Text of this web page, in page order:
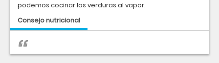
podemos cocinar las verduras al vapor.
Consejo nutricional